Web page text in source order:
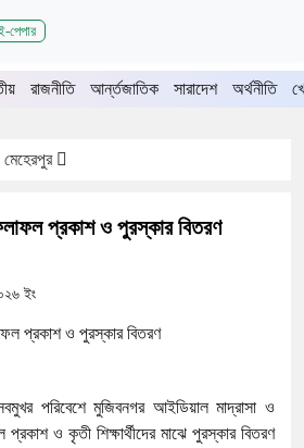
পেপার
কঠোর হচ্ছে সরকার
সভায় সিনিয়র জেলা
রাজনীতি আর্ন্তজাতিক সারাদেশ অর্থনীতি
মেহেরপুর
প্রকাশ ও পুরস্কার বিতরণ
ইং
পরিবেশে মুজিবনগর আইডিয়াল মাদ্রাসা ও
ও কৃতী শিক্ষার্থীদের মাঝে পুরস্কার বিতরণ